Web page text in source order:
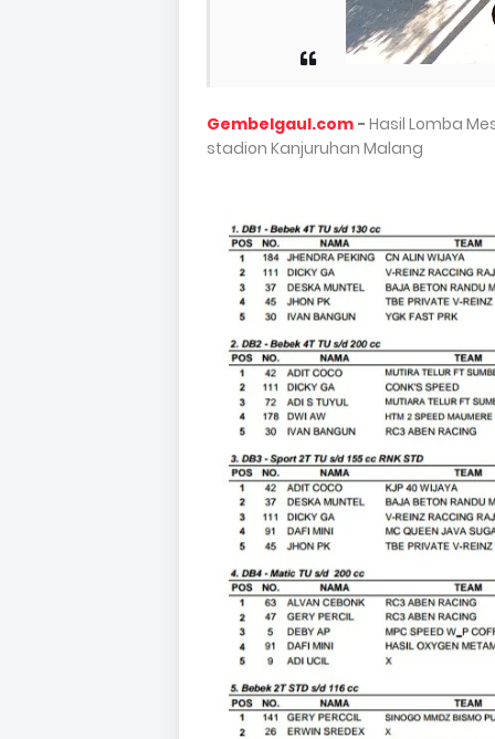
Gembelgaul.com - Hasil Lomba
stadion Kanjuruhan Malang